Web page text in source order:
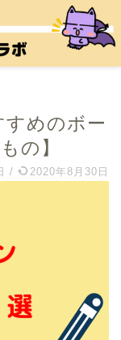
すめのボー
の】
/ 2020年8月30日